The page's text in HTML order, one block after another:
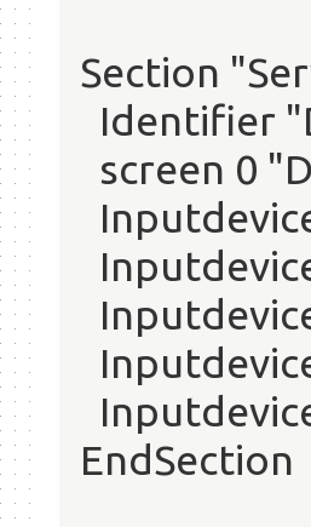
Section
Identifier
screen 0
EndSection